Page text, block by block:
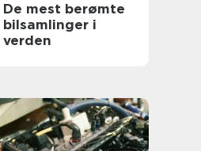
De mest berømte
bilsamlinger i
verden